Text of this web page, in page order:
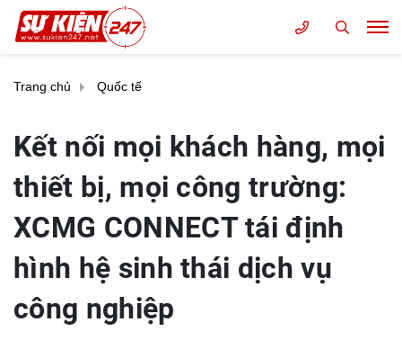
Trang chủ Quốc tế
Kết nối mọi khách hàng, mọi
thiết bị, mọi công trường:
XCMG CONNECT tái định
hình hệ sinh thái dịch vụ
công nghiệp